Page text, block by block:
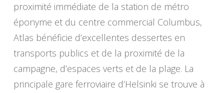
proximité immédiate de la station de métro
éponyme et du centre commercial Columbus,
Atlas bénéficie d’excellentes dessertes en
transports publics et de la proximité de la
campagne, d’espaces verts et de la plage. La
principale gare ferroviaire d’Helsinki se trouve à